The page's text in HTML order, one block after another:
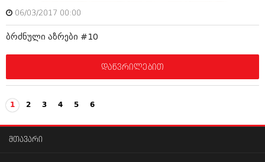
06/03/2017 00:00
ბრძნული აზრები #10
დაწვრილებით
1 2 3 4 5 6
მთავარი